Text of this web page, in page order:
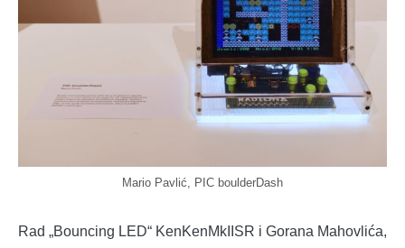
Mario Pavlić, PIC boulderDash
Rad „Bouncing LED“ KenKenMkIISR i Gorana Mahovlića,